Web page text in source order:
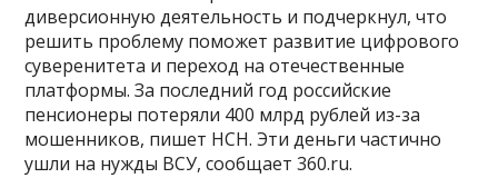
диверсионную деятельность и подчеркнул, что
решить проблему поможет развитие цифрового
суверенитета и переход на отечественные
платформы. За последний год российские
пенсионеры потеряли 400 млрд рублей из-за
мошенников, пишет НСН. Эти деньги частично
ушли на нужды ВСУ, сообщает 360.ru.